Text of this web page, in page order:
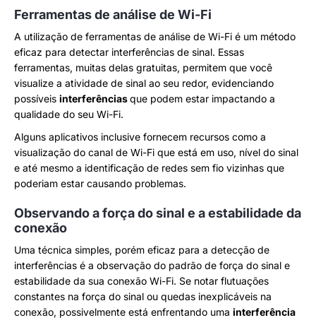
Ferramentas de análise de Wi-Fi
A utilização de ferramentas de análise de Wi-Fi é um método
eficaz para detectar interferências de sinal. Essas
ferramentas, muitas delas gratuitas, permitem que você
visualize a atividade de sinal ao seu redor, evidenciando
possíveis interferênciasque podem estar impactando a
qualidade do seu Wi-Fi.
Alguns aplicativos inclusive fornecem recursos como a
visualização do canal de Wi-Fi que está em uso, nível do sinal
e até mesmo a identificação de redes sem fio vizinhas que
poderiam estar causando problemas.
Observando a força do sinal e a estabilidade da
conexão
Uma técnica simples, porém eficaz para a detecção de
interferências é a observação do padrão de força do sinal e
estabilidade da sua conexão Wi-Fi. Se notar flutuações
constantes na força do sinal ou quedas inexplicáveis na
conexão, possivelmente está enfrentando uma interferência